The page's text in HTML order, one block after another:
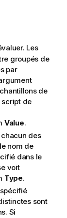
Les
groupés de
par
de
script de
Value.
des
nom de
dans le
voit
Type.
sont
Si